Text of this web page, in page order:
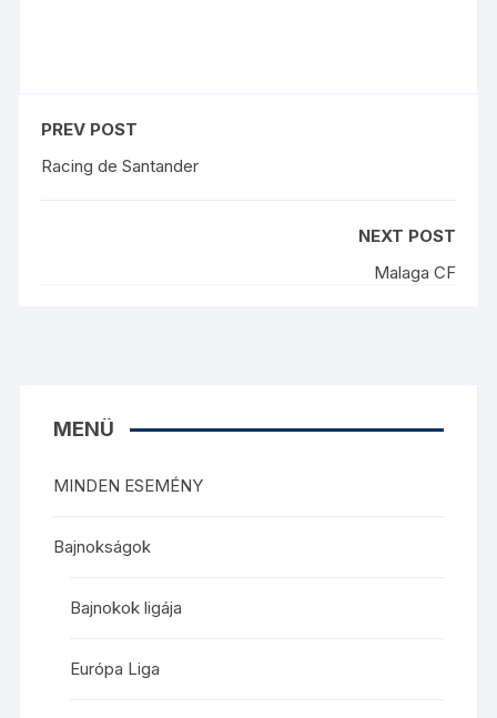
PREV POST
Racing de Santander
NEXT POST
Malaga CF
MENÜ
MINDEN ESEMÉNY
Bajnokságok
Bajnokok ligája
Európa Liga